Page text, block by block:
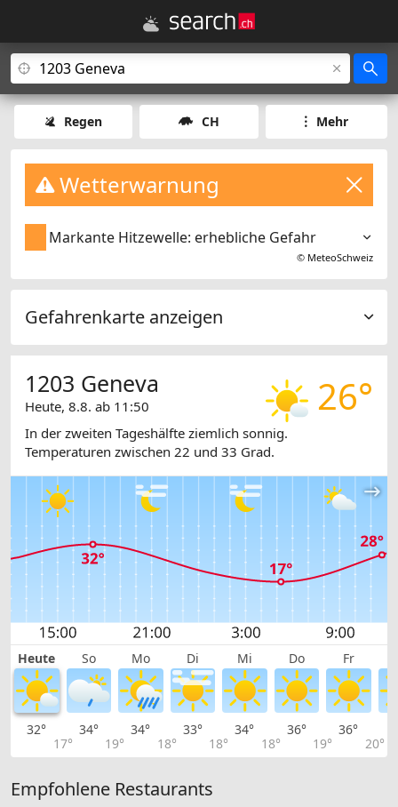
Regen CH Mehr
Wetterwarnung
Markante Hitzewelle: erhebliche Gefahr
© MeteoSchweiz
Gefahrenkarte anzeigen
26°
1203 Geneva
Heute, 8.8. ab 11:50
In der zweiten Tageshälfte ziemlich sonnig.
Temperaturen zwischen 22 und 33 Grad.
Heute So Mo Di Mi Do Fr
32°
17°
34°
19°
34°
18°
33°
18°
34°
18°
36°
19°
36°
20°
Empfohlene Restaurants